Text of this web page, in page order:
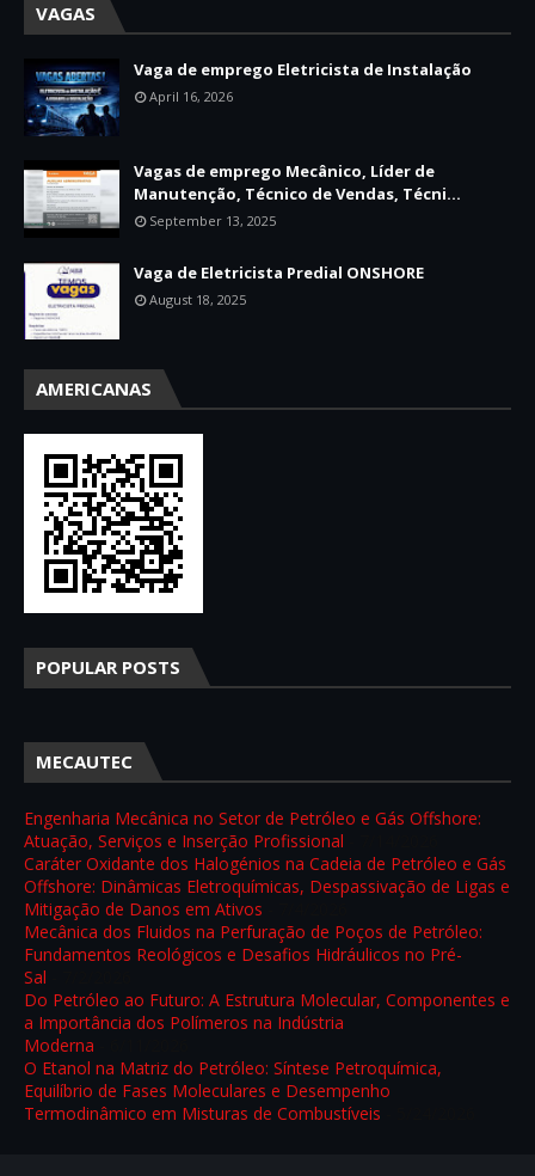
VAGAS
Vaga de emprego Eletricista de Instalação
April 16, 2026
Vagas de emprego Mecânico, Líder de
Manutenção, Técnico de Vendas, Técni...
September 13, 2025
Vaga de Eletricista Predial ONSHORE
August 18, 2025
AMERICANAS
POPULAR POSTS
MECAUTEC
Engenharia Mecânica no Setor de Petróleo e Gás Offshore:
Atuação, Serviços e Inserção Profissional
Caráter Oxidante dos Halogénios na Cadeia de Petróleo e Gás
Offshore: Dinâmicas Eletroquímicas, Despassivação de Ligas e
Mitigação de Danos em Ativos
Mecânica dos Fluidos na Perfuração de Poços de Petróleo:
Fundamentos Reológicos e Desafios Hidráulicos no Pré-
Sal
Do Petróleo ao Futuro: A Estrutura Molecular, Componentes e
a Importância dos Polímeros na Indústria
Moderna
O Etanol na Matriz do Petróleo: Síntese Petroquímica,
Equilíbrio de Fases Moleculares e Desempenho
Termodinâmico em Misturas de Combustíveis